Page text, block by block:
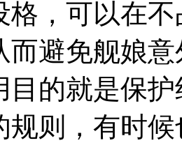
格，可以在
而避免舰娘
目的就是保
规则，有时